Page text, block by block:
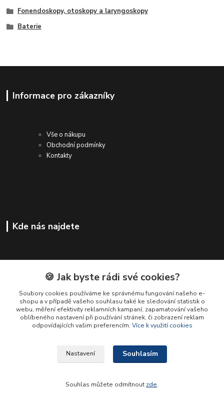
Fonendoskopy, otoskopy a laryngoskopy
Baterie
Informace pro zákazníky
Vše o nákupu
Obchodní podmínky
Kontakty
Kde nás najdete
🍪 Jak byste rádi své cookies?
Soubory cookies používáme ke správnému fungování našeho e-
shopu a v případě vašeho souhlasu také ke sledování statistik o
webu, měření efektivity reklamních kampaní, zapamatování vašeho
oblíbeného nastavení při používání stránek, či zobrazení reklam
odpovídajících vašim preferencím. Více k využití cookies
Nastavení Souhlasím
Souhlas můžete odmítnout zde.